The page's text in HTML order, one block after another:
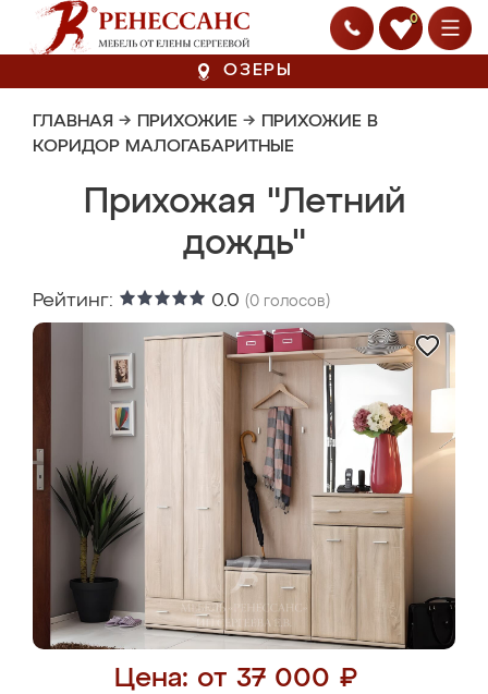
0
ОЗЕРЫ
ГЛАВНАЯ → ПРИХОЖИЕ → ПРИХОЖИЕ В
КОРИДОР МАЛОГАБАРИТНЫЕ
Прихожая "Летний
дождь"
Рейтинг: 0.0 (0 голосов)
Цена: от 37 000 ₽